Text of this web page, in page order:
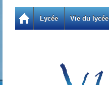
Lycée Vie du lycée